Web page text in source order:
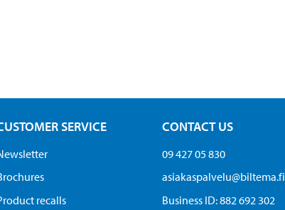
SERVICE
recalls
CONTACT US
09 427 05 830
asiakaspalvelu@biltema.fi
Business ID:​ 882 692 302